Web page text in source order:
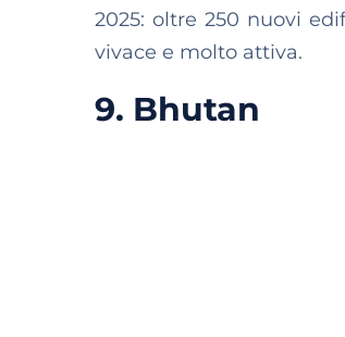
2025: oltre 250 nuovi
vivace e molto attiva.
9. Bhutan